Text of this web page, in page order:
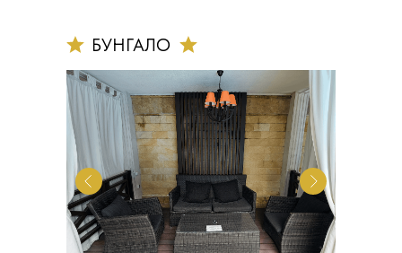
БУНГАЛО